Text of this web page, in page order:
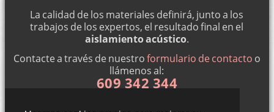
La calidad de los materiales definirá, junto a los
trabajos de los expertos, el resultado final en el
aislamiento acústico.
Contacte a través de nuestroformulario de contacto o
llámenos al:
609 342 344